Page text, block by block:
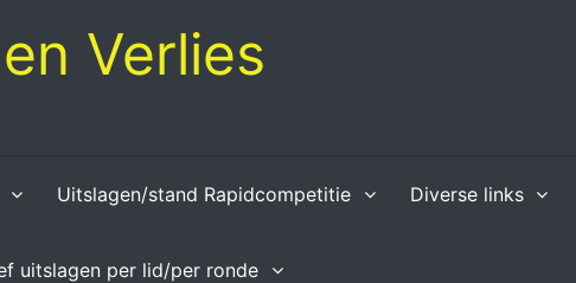
Verlies
Uitslagen/stand Rapidcompetitie Diverse links
uitslagen per lid/per ronde